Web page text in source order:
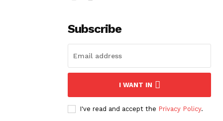
Subscribe
I WANT IN
I've read and accept the Privacy Policy.